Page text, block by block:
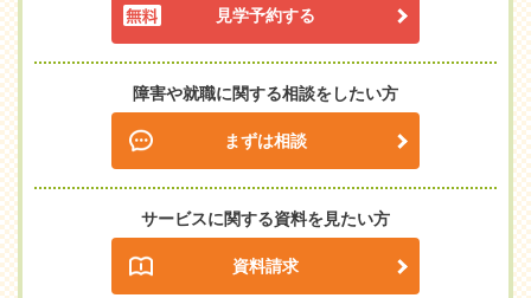
見学予約する
障害や就職に関する相談をしたい方
まずは相談
サービスに関する資料を見たい方
資料請求